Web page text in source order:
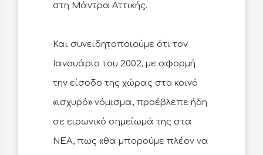
στη Μάντρα Αττικής.
Και συνειδητοποιούμε ότι τον
Ιανουάριο του 2002, με αφορμή
την είσοδο της χώρας στο κοινό
«ισχυρό» νόμισμα, προέβλεπε ήδη
σε ειρωνικό σημείωμά της στα
ΝΕΑ, πως «θα μπορούμε πλέον να